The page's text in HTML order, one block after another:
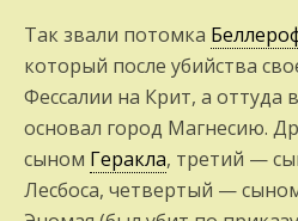
Так звали потомка
который после убийства
Фессалии на Крит, а оттуда
основал город Магнесию.
сыном Геракла, третий —
Лесбоса, четвертый —